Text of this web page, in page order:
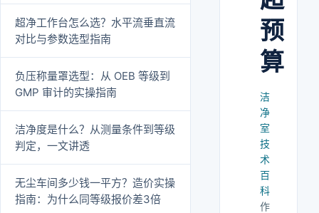
超净工作台怎么选？水平流垂直流
对比与参数选型指南
负压称量罩选型：从 OEB 等级到
GMP 审计的实操指南
洁净度是什么？从测量条件到等级
判定，一文讲透
无尘车间多少钱一平方？造价实操
指南：为什么同等级报价差3倍
预
算
洁
净
室
技
术
百
科
作